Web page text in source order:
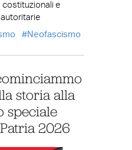
costituzionali e
Neofascismo
storia alla
speciale
2026